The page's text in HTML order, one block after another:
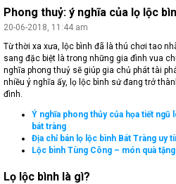
Phong thuỷ: ý nghĩa của lọ lộc
20-06-2018, 11:44 am
Từ thời xa xưa, lộc bình đã là thú chơi tao
sang đặc biệt là trong những gia đình vua
nghĩa phong thuỷ sẽ giúp gia chủ phát tài
nhiều ý nghĩa ấy, lọ lộc bình sứ đang trở
đình.
Ý nghĩa phong thủy của họa tiết
bát tràng
Địa chỉ bán lọ lộc bình Bát Tràng uy
Lộc bình Tùng Công – món quà
Lọ lộc bình là gì?